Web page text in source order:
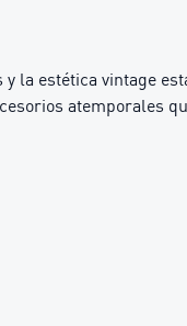
la estética vintage
atemporales